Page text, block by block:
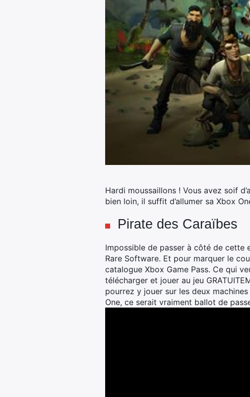
Hardi moussaillons ! Vous avez soif
bien loin, il suffit d’allumer sa Xbox
Pirate des Caraïbes
Impossible de passer à côté de cette
Rare Software. Et pour marquer le
catalogue Xbox Game Pass. Ce qui
télécharger et jouer au jeu
pourrez y jouer sur les deux
One, ce serait vraiment ballot de